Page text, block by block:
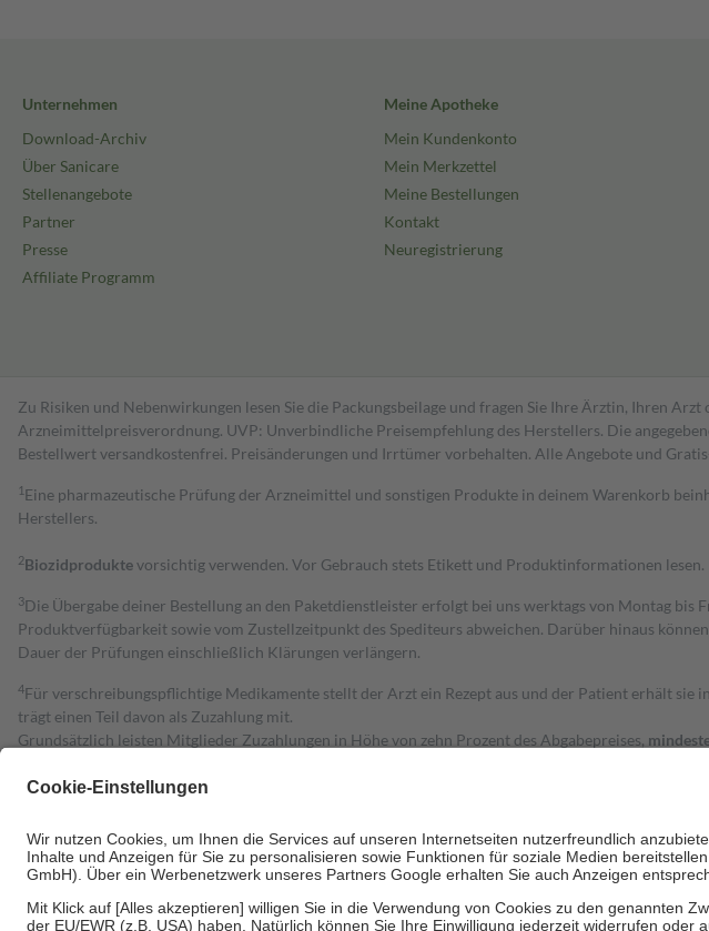
Unternehmen
Download-Archiv
Über Sanicare
Stellenangebote
Partner
Presse
Affiliate Programm
Meine Apotheke
Mein Kundenkonto
Mein Merkzettel
Meine Bestellungen
Kontakt
Neuregistrierung
Zu Risiken und Nebenwirkungen lesen Sie die Packungsbeilage und fragen Sie Ihre Ärztin, Ihren
Arzneimittelpreisverordnung. UVP: Unverbindliche Preisempfehlung des Herstellers. Die
Bestell­wert versand­kosten­frei. Preisänderungen und Irrtümer vorbehalten. Alle Angebote und
1 Eine pharmazeutische Prüfung der Arzneimittel und sonstigen Produkte in deinem Warenkorb
Herstellers.
2Biozidproduktevorsichtig verwenden. Vor Gebrauch stets Etikett und Produktinformationen lesen.
3Die Übergabe deiner Bestellung an den Paketdienstleister erfolgt bei uns werktags von Montag
Produktverfügbarkeit sowie vom Zustellzeitpunkt des Spediteurs abweichen. Darüber hinaus
Dauer der Prüfungen einschließlich Klärungen verlängern.
4Für verschreibungspflichtige Medikamente stellt der Arzt ein Rezept aus und der Patient erhält
trägt einen Teil davon als Zuzahlung mit.
Grundsätzlich leisten Mitglieder Zuzahlungen in Höhe von zehn Prozent des Abgabepreises,
Diese Regeln gelten grundsätzlich auch für Online-Apotheken.
Um das Engagement der Versicherten für ihre eigene Gesundheit zu stärken und die besondere
• Kindern und Jugendlichen bis zum vollendeten 18. Lebensjahr mit Ausnahme der Fahrkosten
• Untersuchungen zur Vorsorge und Früherkennung, die von der GKV getragen werden
• empfohlenen Schutzimpfungen
• Harn- und Blutteststreifen